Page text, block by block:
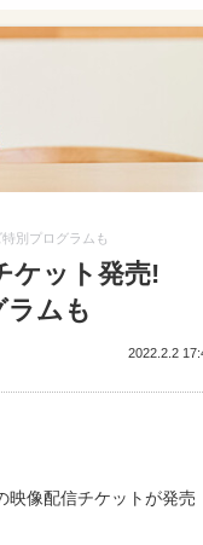
別プログラムも
ケット発売!
ラムも
2022.2.2
映像配信チケットが発売